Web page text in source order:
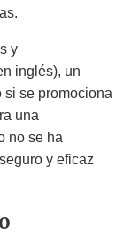
y
inglés), un
si se promociona
una
no se ha
y eficaz